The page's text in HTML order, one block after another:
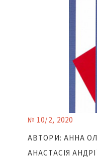
№ 10/2, 2020
АВТОРИ: АННА
АНАСТАСІЯ